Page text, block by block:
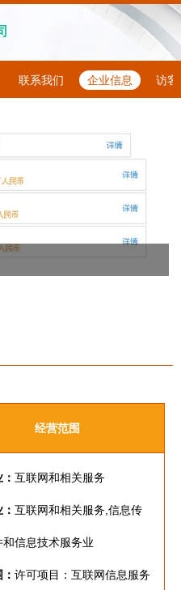
联系我们 企业信息 访客
经营范围
互联网和相关服务
互联网和相关服务,信息传
和信息技术服务业
许可项目：互联网信息服务